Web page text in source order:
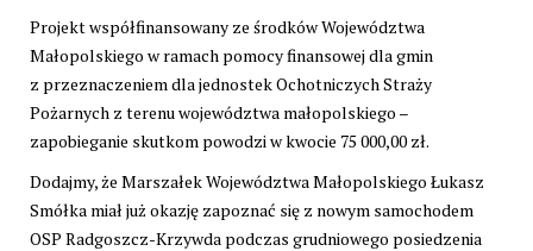
Projekt współfinansowany ze środków Województwa
Małopolskiego w ramach pomocy finansowej dla gmin
z przeznaczeniem dla jednostek Ochotniczych Straży
Pożarnych z terenu województwa małopolskiego –
zapobieganie skutkom powodzi w kwocie 75 000,00 zł.
Dodajmy, że Marszałek Województwa Małopolskiego Łukasz
Smółka miał już okazję zapoznać się z nowym samochodem
OSP Radgoszcz-Krzywda podczas grudniowego posiedzenia